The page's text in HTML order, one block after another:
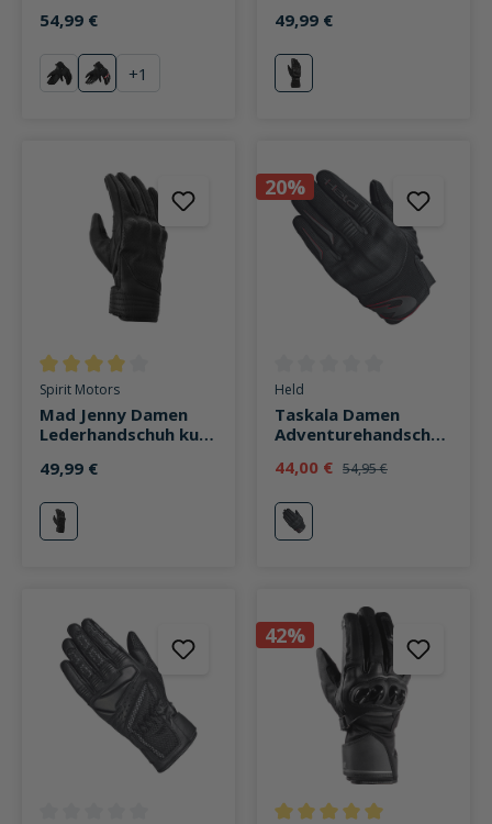
54,99 €
schwarzschwarz/weiß/rosa
+1
49,99 €
schwarz
Durchschnittliche Bewertung von 4 von 5 Sternen
Spirit Motors
Mad Jenny Damen
Lederhandschuh kurz
49,99 €
schwarz
20%
Durchschnittliche Bewertung
Held
Taskala Damen
Adventurehandschuh
44,00 € 54,95 €
schwarz
42%